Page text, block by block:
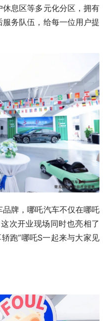
息区等多元化分区，拥有
务队伍，给每一位用户提
牌，哪吒汽车不仅在哪吒
次开业现场同时也亮相了
跑”哪吒S一起来与大家见